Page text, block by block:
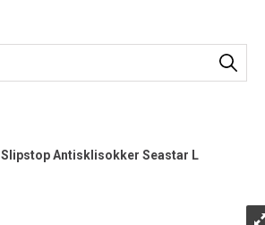
Slipstop Antisklisokker Seastar L